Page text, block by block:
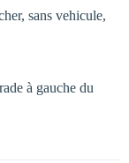
sans vehicule,
à gauche du